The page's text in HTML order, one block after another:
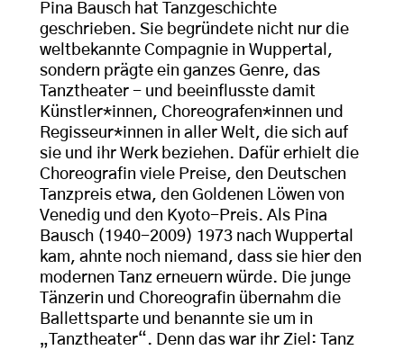
Pina Bausch hat Tanzgeschichte
geschrieben. Sie begründete nicht nur die
weltbekannte Compagnie in Wuppertal,
sondern prägte ein ganzes Genre, das
Tanztheater - und beeinflusste damit
Künstler*innen, Choreografen*innen und
Regisseur*innen in aller Welt, die sich auf
sie und ihr Werk beziehen. Dafür erhielt die
Choreografin viele Preise, den Deutschen
Tanzpreis etwa, den Goldenen Löwen von
Venedig und den Kyoto-Preis. Als Pina
Bausch (1940-2009) 1973 nach Wuppertal
kam, ahnte noch niemand, dass sie hier den
modernen Tanz erneuern würde. Die junge
Tänzerin und Choreografin übernahm die
Ballettsparte und benannte sie um in
„Tanztheater“. Denn das war ihr Ziel: Tanz